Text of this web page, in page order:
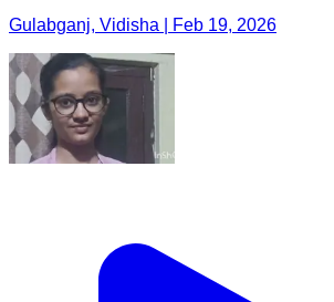
Gulabganj, Vidisha | Feb 19, 2026